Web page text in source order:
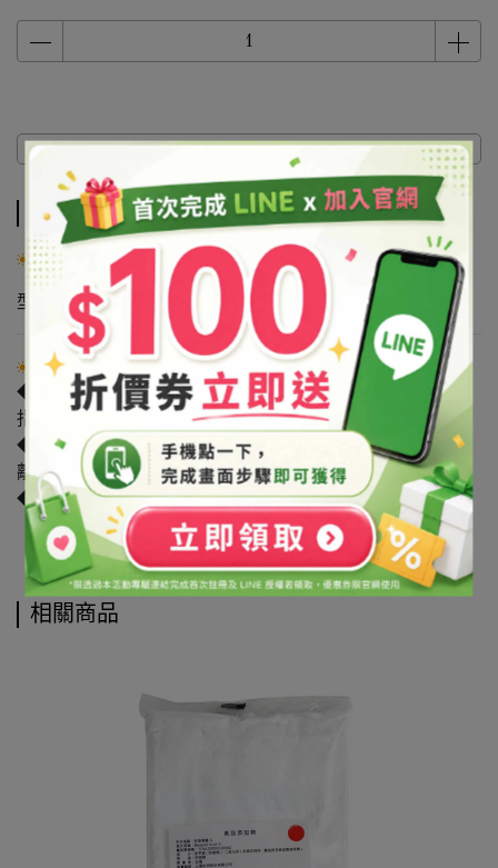
商品介紹
商品介紹
產品說明
型態固體。
注意事項
◆原物料可能受各類因素影響導致廠牌/產地的變動。如有
指定廠牌/產地者，請洽詢客服詢問確認。
◆請避光保存於陰涼處，保持瓶蓋/袋口確實關緊，並請遠
離火源，避免孩童拿取。
◆因涉及食品安全衛生管理法，本品出售無提供退換貨。
相關商品